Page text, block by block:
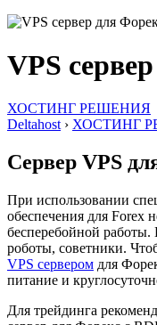
VPS
ХОСТИНГ РЕШЕНИЯ
Deltahost› ХОСТИНГ
Сервер VPS
При использовании
обеспечения для Forex
бесперебойной
роботы, советники.
VPS сервером для
питание и
Для трейдинга